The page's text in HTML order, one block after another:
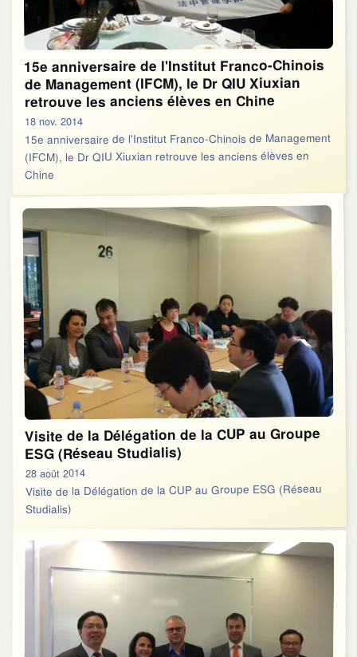
15e anniversaire de l'Institut Franco-Chinois
de Management (IFCM), le Dr QIU Xiuxian
retrouve les anciens élèves en Chine
18 nov. 2014
15e anniversaire de l'Institut Franco-Chinois de Management
(IFCM), le Dr QIU Xiuxian retrouve les anciens élèves en
Chine
Visite de la Délégation de la CUP au Groupe
ESG (Réseau Studialis)
28 août 2014
Visite de la Délégation de la CUP au Groupe ESG (Réseau
Studialis)